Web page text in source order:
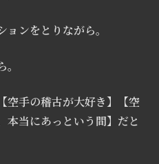
ンをとりながら。
空手の稽古が大好き】【空
本当にあっという間】だと